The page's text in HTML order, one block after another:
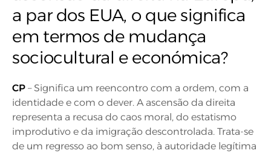
a par dos EUA, o que significa
em termos de mudança
sociocultural e económica?
CP – Significa um reencontro com a ordem, com a
identidade e com o dever. A ascensão da direita
representa a recusa do caos moral, do estatismo
improdutivo e da imigração descontrolada. Trata-se
de um regresso ao bom senso, à autoridade legítima